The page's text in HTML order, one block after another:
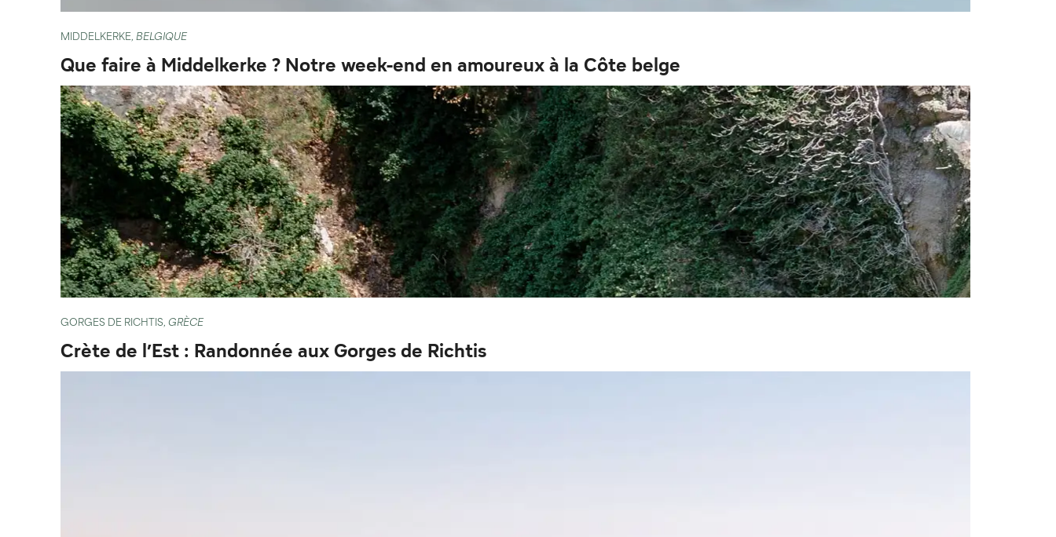
MIDDELKERKE,BELGIQUE
Que faire à Middelkerke ? Notre week-end en amoureux à la Côte belge
GORGES DE RICHTIS,GRÈCE
Crète de l’Est : Randonnée aux Gorges de Richtis